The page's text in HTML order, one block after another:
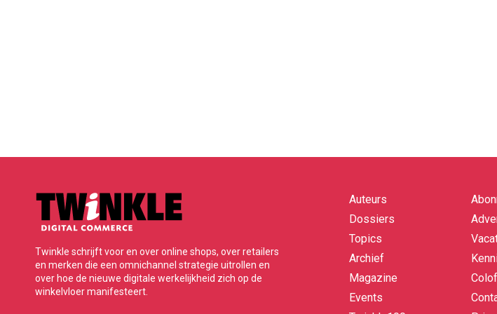
Twinkle schrijft voor en over online shops, over retailers
en merken die een omnichannel strategie uitrollen en
over hoe de nieuwe digitale werkelijkheid zich op de
winkelvloer manifesteert.
Quick
links
Auteurs
Dossiers
Topics
Archief
Magazine
Events